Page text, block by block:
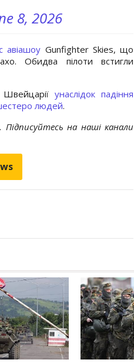
8, 2026
авіашоу Gunfighter Skies, що
Обидва пілоти встигли
унаслідок падіння
людей.
на наші канали